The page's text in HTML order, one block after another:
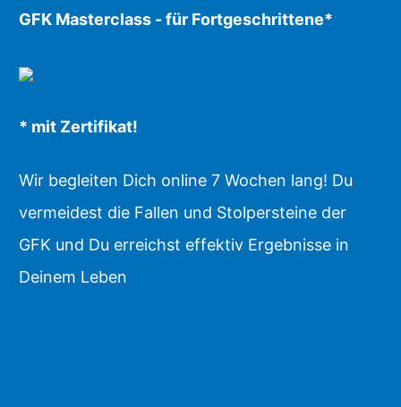
GFK Masterclass - für Fortgeschrittene*
* mit Zertifikat!
Wir begleiten Dich online 7 Wochen lang! Du
vermeidest die Fallen und Stolpersteine der
GFK und Du erreichst effektiv Ergebnisse in
Deinem Leben